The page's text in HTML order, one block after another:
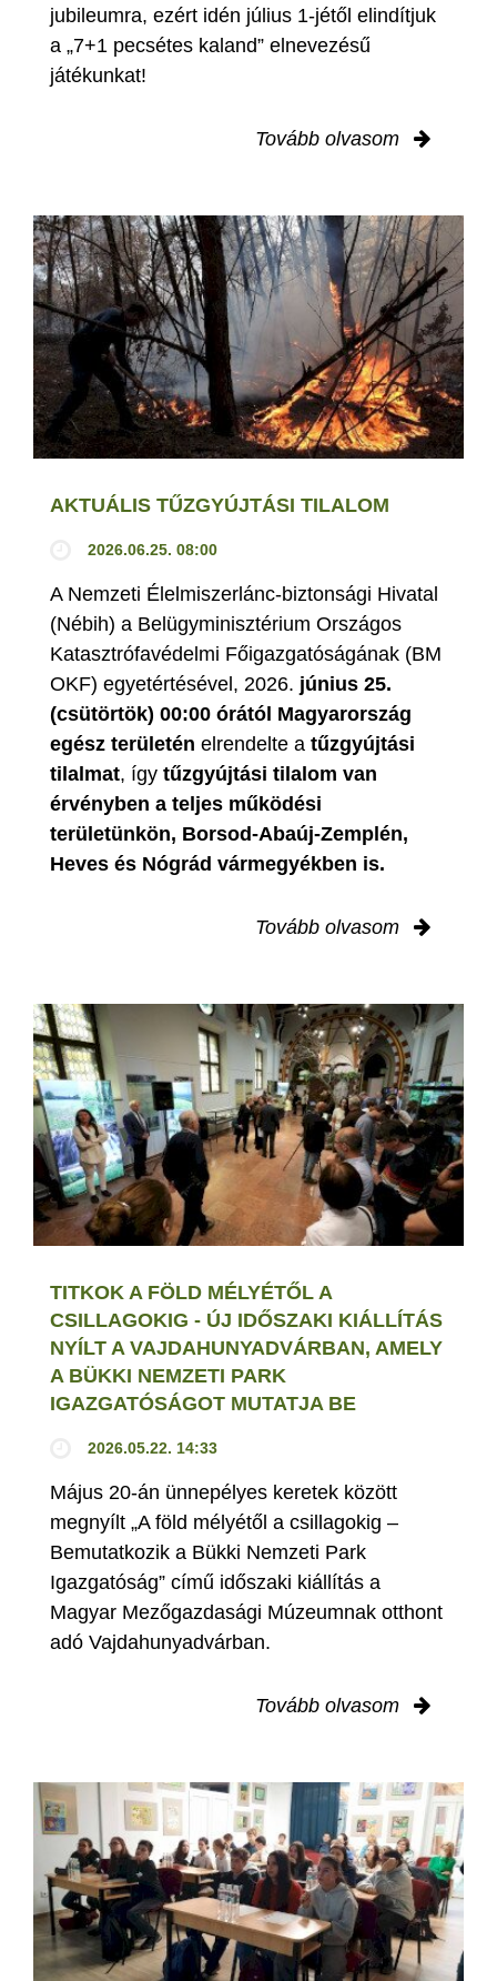
jubileumra, ezért idén július 1-jétől elindítjuk
a „7+1 pecsétes kaland” elnevezésű
játékunkat!
Tovább olvasom
AKTUÁLIS TŰZGYÚJTÁSI TILALOM
2026.06.25. 08:00
A Nemzeti Élelmiszerlánc-biztonsági Hivatal
(Nébih) a Belügyminisztérium Országos
Katasztrófavédelmi Főigazgatóságának (BM
OKF) egyetértésével, 2026. június 25.
(csütörtök) 00:00 órától Magyarország
egész területén elrendelte a tűzgyújtási
tilalmat, így tűzgyújtási tilalom van
érvényben a teljes működési
területünkön, Borsod-Abaúj-Zemplén,
Heves és Nógrád vármegyékben is.
Tovább olvasom
TITKOK A FÖLD MÉLYÉTŐL A
CSILLAGOKIG - ÚJ IDŐSZAKI KIÁLLÍTÁS
NYÍLT A VAJDAHUNYADVÁRBAN, AMELY
A BÜKKI NEMZETI PARK
IGAZGATÓSÁGOT MUTATJA BE
2026.05.22. 14:33
Május 20-án ünnepélyes keretek között
megnyílt „A föld mélyétől a csillagokig –
Bemutatkozik a Bükki Nemzeti Park
Igazgatóság” című időszaki kiállítás a
Magyar Mezőgazdasági Múzeumnak otthont
adó Vajdahunyadvárban.
Tovább olvasom